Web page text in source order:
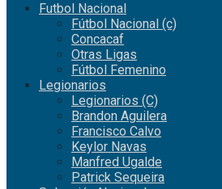
Futbol Nacional
Fútbol Nacional (c)
Concacaf
Otras Ligas
Fútbol Femenino
Legionarios
Legionarios (C)
Brandon Aguilera
Francisco Calvo
Keylor Navas
Manfred Ugalde
Patrick Sequeira